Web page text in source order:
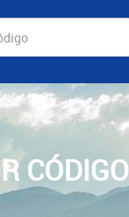
CÓDIGO